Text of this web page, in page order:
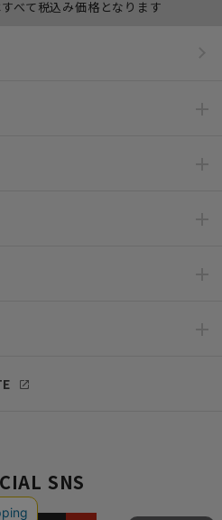
べて税込み価格となります
SNS